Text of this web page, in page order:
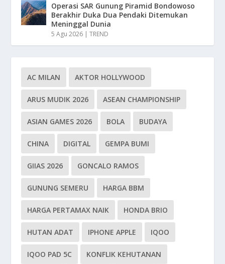
Operasi SAR Gunung Piramid Bondowoso
Berakhir Duka Dua Pendaki Ditemukan
Meninggal Dunia
5 Agu 2026 |TREND
AC MILAN AKTOR HOLLYWOOD
ARUS MUDIK 2026 ASEAN CHAMPIONSHIP
ASIAN GAMES 2026 BOLA BUDAYA
CHINA DIGITAL GEMPA BUMI
GIIAS 2026 GONCALO RAMOS
GUNUNG SEMERU HARGA BBM
HARGA PERTAMAX NAIK HONDA BRIO
HUTAN ADAT IPHONE APPLE IQOO
IQOO PAD 5C KONFLIK KEHUTANAN